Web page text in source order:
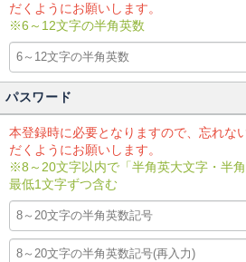
だくようにお願いします。
※6～12文字の半角英数
パスワード
本登録時に必要となりますので、忘れな
だくようにお願いします。
※8～20文字以内で「半角英大文字・半
最低1文字ずつ含む